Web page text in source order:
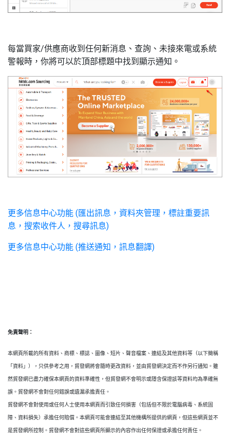
每當買家/供應商收到任何新消息、查詢、未接來電或系統
警報時，你將可以於頂部標題中找到顯示通知。
更多信息中心功能 (匯出訊息，資料夾管理，標註重要訊
息，搜索收件人，搜尋訊息)
更多信息中心功能 (推送通知，訊息翻譯)
免責聲明：
本網頁所載的所有資料、商標、標誌、圖像、短片、聲音檔案、連結及其他資料等（以下簡稱
「資料」），只供參考之用，貿發網將會隨時更改資料，並由貿發網決定而不作另行通知。雖
然貿發網已盡力確保本網頁的資料準確性，但貿發網不會明示或隱含保證該等資料均為準確無
誤。貿發網不會對任何錯誤或遺漏承擔責任。
貿發網不會對使用或任何人士使用本網頁而引致任何損害（包括但不限於電腦病毒、系統固
障、資料損失）承擔任何賠償。本網頁可能會連結至其他機構所提供的網頁，但這些網頁並不
是貿發網所控制。貿發網不會對這些網頁所顯示的內容作出任何保證或承擔任何責任。